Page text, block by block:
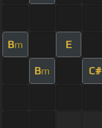
Bm E
Bm C#